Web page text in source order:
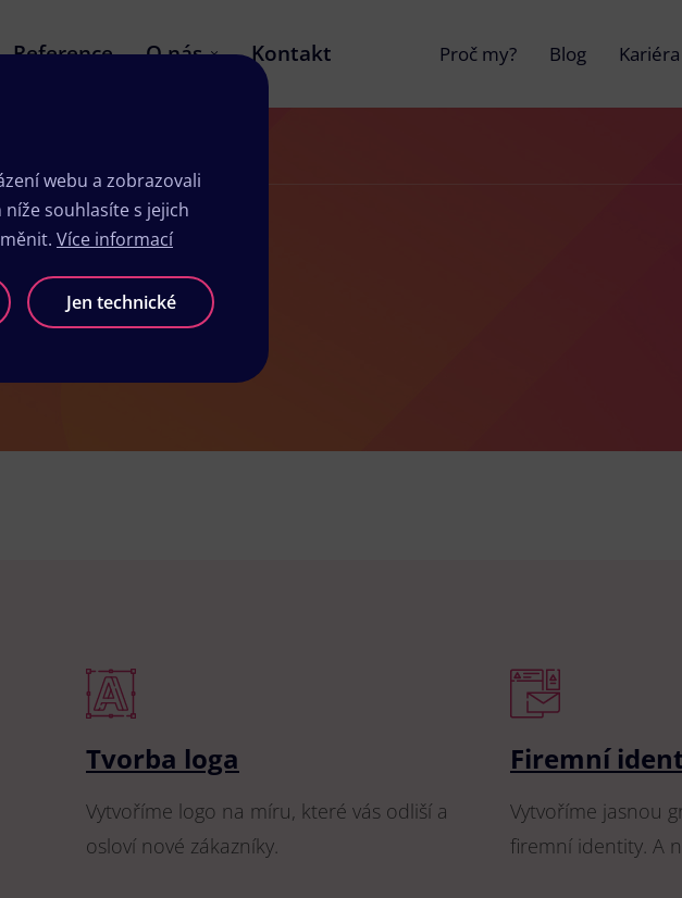
Reference O nás Kontakt Proč my? Blog Kariéra
Šenov
Tvorba loga
Vytvoříme logo na míru, které vás odliší a
osloví nové zákazníky.
Firemní
Vytvoříme jasnou
firemní identity. A
webu a zobrazovali
souhlasíte s jejich
Více informací
Jen technické